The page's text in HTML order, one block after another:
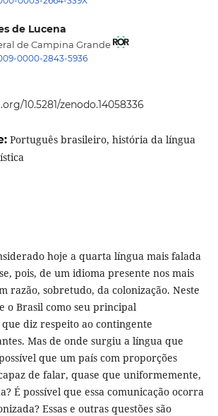
de Lucena
de Campina Grande
0000-2843-5936
10.5281/zenodo.14058336
Português brasileiro, história da língua
hoje a quarta língua mais falada
pois, de um idioma presente nos mais
razão, sobretudo, da colonização. Neste
o Brasil como seu principal
diz respeito ao contingente
Mas de onde surgiu a língua que
que um país com proporções
de falar, quase que uniformemente,
É possível que essa comunicação ocorra
Essas e outras questões são